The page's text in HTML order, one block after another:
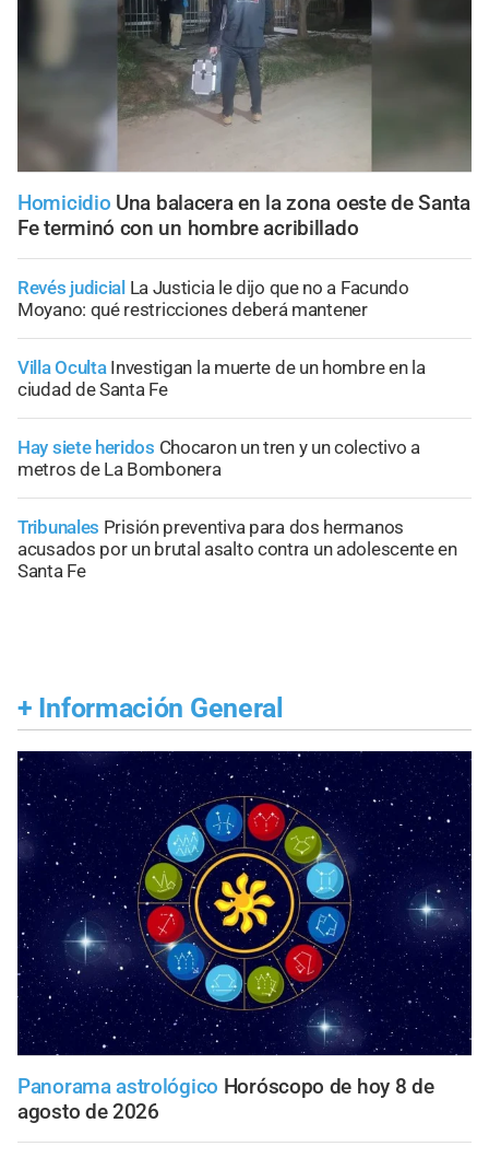
Homicidio Una balacera en la zona oeste de Santa
Fe terminó con un hombre acribillado
Revés judicial La Justicia le dijo que no a Facundo
Moyano: qué restricciones deberá mantener
Villa Oculta Investigan la muerte de un hombre en la
ciudad de Santa Fe
Hay siete heridos Chocaron un tren y un colectivo a
metros de La Bombonera
Tribunales Prisión preventiva para dos hermanos
acusados por un brutal asalto contra un adolescente en
Santa Fe
+ Información General
Panorama astrológico Horóscopo de hoy 8 de
agosto de 2026